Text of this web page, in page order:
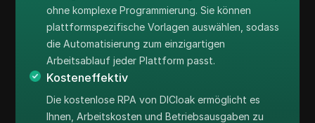
ohne komplexe Programmierung. Sie können
plattformspezifische Vorlagen auswählen, sodass
die Automatisierung zum einzigartigen
Arbeitsablauf jeder Plattform passt.
Kosteneffektiv
Die kostenlose RPA von DICloak ermöglicht es
Ihnen, Arbeitskosten und Betriebsausgaben zu